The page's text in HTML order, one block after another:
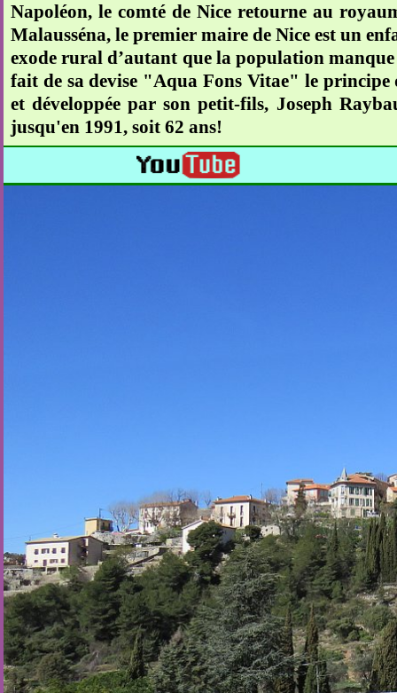
Napoléon, le comté de Nice retourne au
Malausséna, le premier maire de Nice est un
exode rural d’autant que la population
fait de sa devise "Aqua Fons Vitae" le
et développée par son petit-fils, Joseph
jusqu'en 1991, soit 62 ans!